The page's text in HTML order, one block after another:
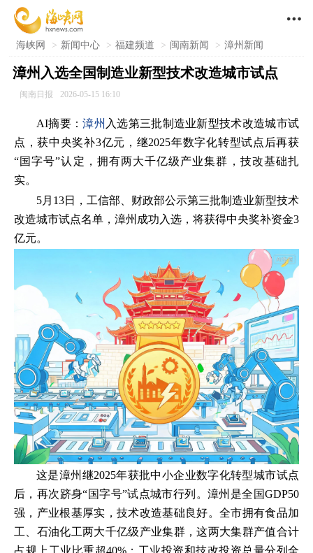

海峡网 > 新闻中心 > 福建频道 > 闽南新闻 > 漳州新闻
漳州入选全国制造业新型技术改造城市试点
闽南日报 2026-05-15 16:10
AI摘要：漳州 入选第三批制造业新型技术改造城市试
点，获中央奖补3亿元，继2025年数字化转型试点后再获
“国字号”认定，拥有两大千亿级产业集群，技改基础扎
实。
5月13日，工信部、财政部公示第三批制造业新型技术
改造城市试点名单，漳州成功入选，将获得中央奖补资金3
亿元。
这是漳州继2025年获批中小企业数字化转型城市试点
后，再次跻身“国字号”试点城市行列。漳州是全国GDP50
强，产业根基厚实，技术改造基础良好。全市拥有食品加
工、石油化工两大千亿级产业集群，这两大集群产值合计
占规上工业比重超40%；工业投资和技改投资总量分列全